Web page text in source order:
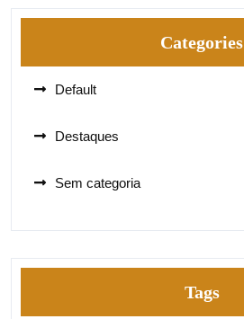
Categories
Default
Destaques
Sem categoria
Tags